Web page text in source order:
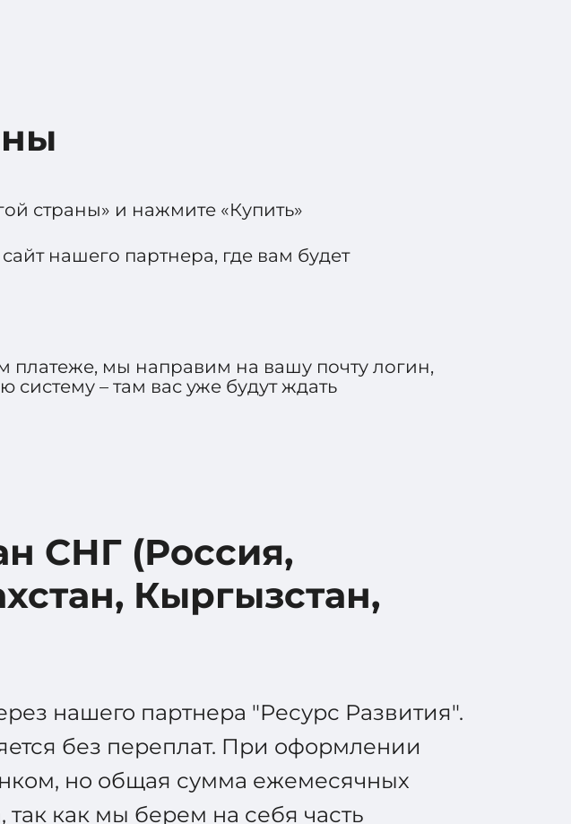
страны» и нажмите «Купить»
нашего партнера, где вам будет
платеже, мы направим на вашу почту логин,
– там вас уже будут ждать
СНГ (Россия,
Кыргызстан,
нашего партнера "Ресурс Развития".
без переплат. При оформлении
но общая сумма ежемесячных
так как мы берем на себя часть